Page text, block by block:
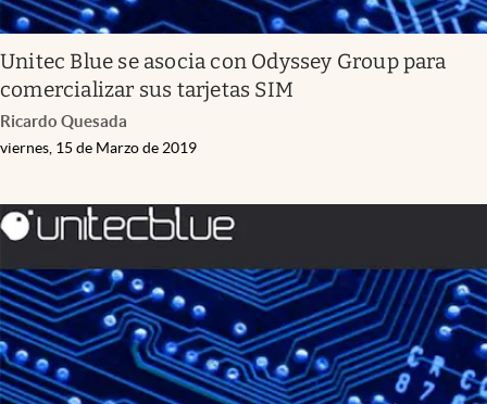
El Cronista Studio
Mediakit
abre en nueva pestaña
Argentina
Unitec Blue se asocia con Odyssey Group para
comercializar sus tarjetas SIM
Ricardo Quesada
viernes, 15 de Marzo de 2019